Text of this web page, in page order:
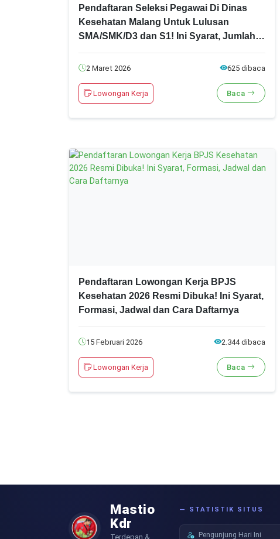
Pendaftaran Seleksi Pegawai Di Dinas
Kesehatan Malang Untuk Lulusan
SMA/SMK/D3 dan S1! Ini Syarat, Jumlah
2 Maret 2026 625 dibaca
Lowongan Kerja Baca
Pendaftaran Lowongan Kerja BPJS
Kesehatan 2026 Resmi Dibuka! Ini Syarat,
Formasi, Jadwal dan Cara Daftarnya
15 Februari 2026 2.344 dibaca
Lowongan Kerja Baca
Mastio
Kdr
Terdepan &
— STATISTIK SITUS
Pengunjung Hari Ini